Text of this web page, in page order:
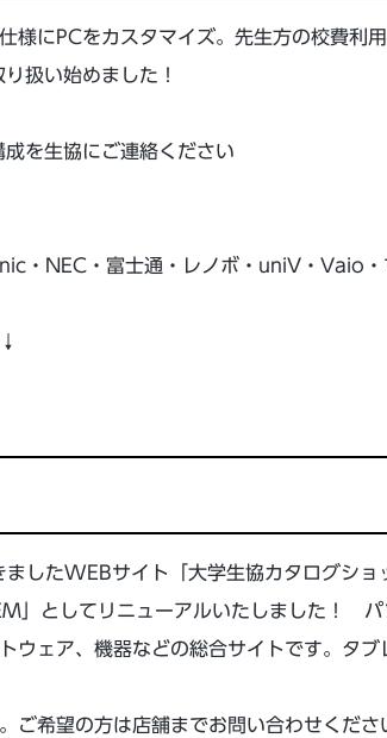
様にPCをカスタマイズ。先生方の校費利
扱い始めました！
を生協にご連絡ください
・NEC・富士通・レノボ・uniV・Vaio・
したWEBサイト「大学生協カタログショ
」としてリニューアルいたしました！ パ
ウェア、機器などの総合サイトです。タ
ご希望の方は店舗までお問い合わせくださ